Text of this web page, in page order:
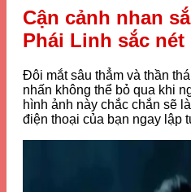
Cận cảnh nhan
Phái Linh sắc nét
Đôi mắt sâu thẳm và thần
nhấn không thể bỏ qua khi
hình ảnh này chắc chắn sẽ
điện thoại của bạn ngay lập